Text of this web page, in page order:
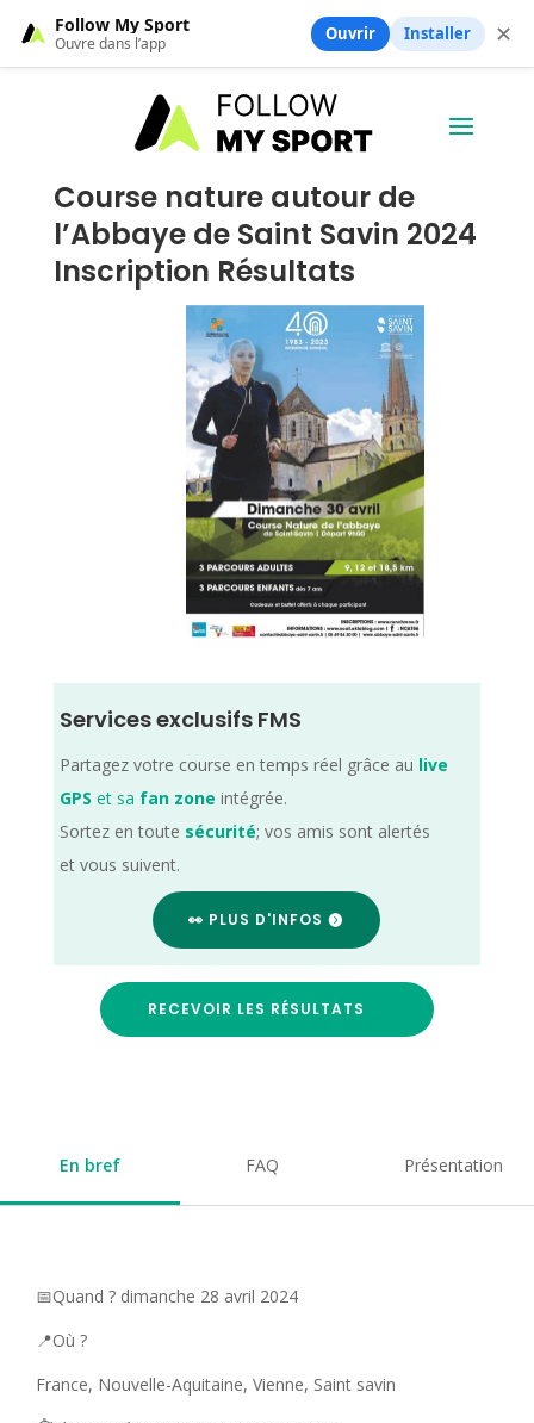
Course nature autour de
l’Abbaye de Saint Savin 2024
Inscription Résultats
Services exclusifs FMS
Partagez votre course en temps réel grâce au live
GPS et sa fan zone intégrée.
Sortez en toute sécurité; vos amis sont alertés
et vous suivent.
👀 PLUS D'INFOS
RECEVOIR LES RÉSULTATS
En bref FAQ Présentation
📅Quand ? dimanche 28 avril 2024
📍Où ?
France, Nouvelle-Aquitaine, Vienne, Saint savin
Follow My Sport
Ouvre dans l’app Ouvrir Installer ✕